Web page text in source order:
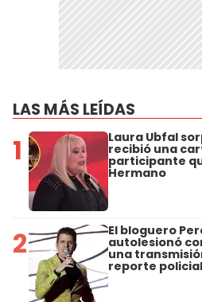
LAS MÁS LEÍDAS
1 Laura Ubfal
recibió una
participante
Hermano
2 El bloguero
autolesionó
una
reporte policial